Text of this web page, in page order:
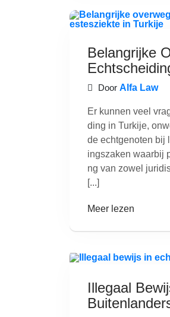
Belangrijke
Door Alfa Law
Er kunnen veel
ding in Turkije,
de echtgenoten bij
ingszaken waarbij
ng van zowel
[...]
Meer lezen
Illegaal